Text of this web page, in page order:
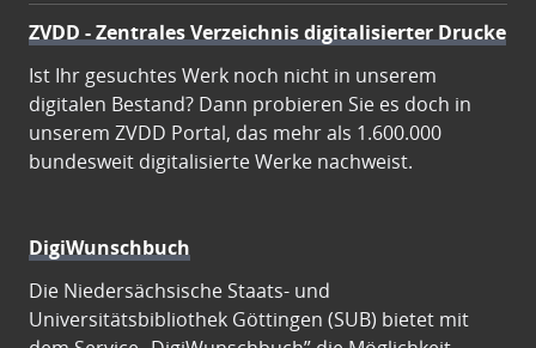
ZVDD - Zentrales Verzeichnis digitalisierter Drucke
Ist Ihr gesuchtes Werk noch nicht in unserem
digitalen Bestand? Dann probieren Sie es doch in
unserem ZVDD Portal, das mehr als 1.600.000
bundesweit digitalisierte Werke nachweist.
DigiWunschbuch
Die Niedersächsische Staats- und
Universitätsbibliothek Göttingen (SUB) bietet mit